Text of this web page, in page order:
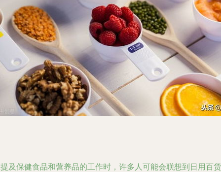
及保健食品和营养品的工作时，许多人可能会联想到日用百货